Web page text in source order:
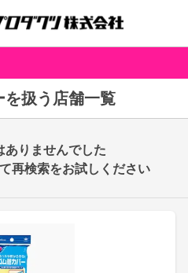
を扱う店舗一覧
ありませんでした
再検索をお試しください